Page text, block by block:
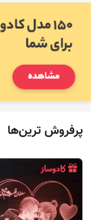
پرفروش‌ ترین‌ها